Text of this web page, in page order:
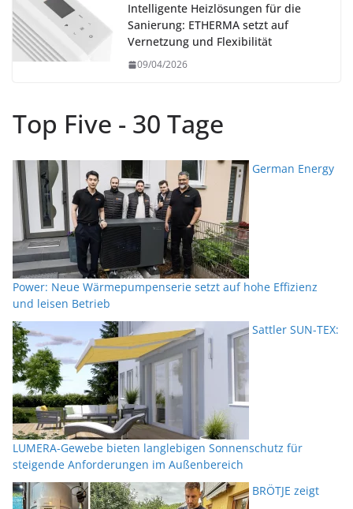
Intelligente Heizlösungen für die
Sanierung: ETHERMA setzt auf
Vernetzung und Flexibilität
09/04/2026
Top Five - 30 Tage
German Energy
Power: Neue Wärmepumpenserie setzt auf hohe Effizienz
und leisen Betrieb
Sattler SUN-TEX:
LUMERA-Gewebe bieten langlebigen Sonnenschutz für
steigende Anforderungen im Außenbereich
BRÖTJE zeigt